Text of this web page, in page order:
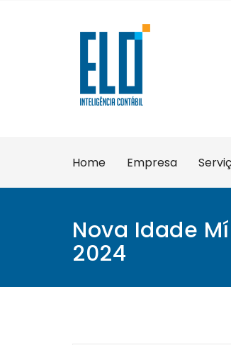
Home Empresa
Nova Idade
2024